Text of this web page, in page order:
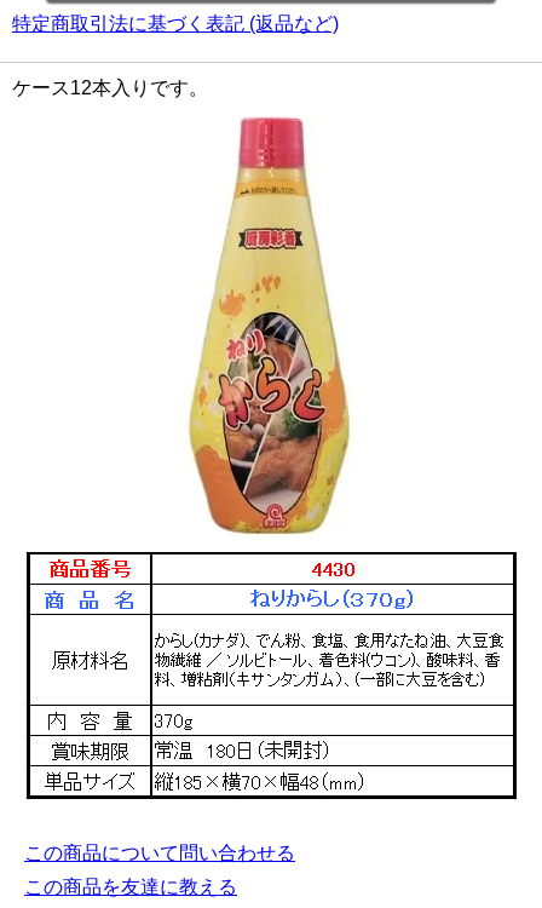
特定商取引法に基づく表記 (返品など)
ケース12本入りです。
この商品について問い合わせる
この商品を友達に教える